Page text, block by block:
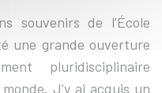
souvenirs de l’École
une grande ouverture
pluridisciplinaire
J’y ai acquis un